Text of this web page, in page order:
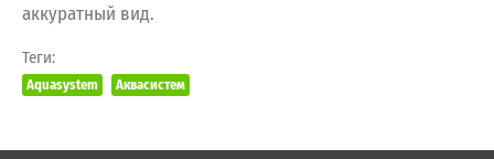
аккуратный вид.
Теги:
Aquasystem Аквасистем